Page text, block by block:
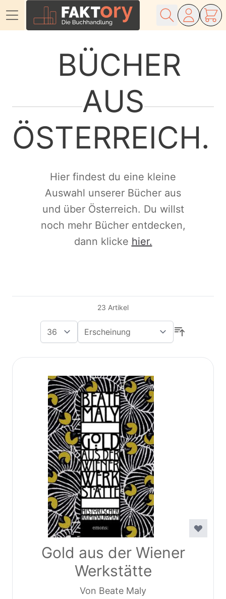
BÜCHER
AUS
ÖSTERREICH
Hier findest du eine kleine
Auswahl unserer Bücher aus
und über Österreich. Du willst
noch mehr Bücher entdecken,
dann klicke hier.
23 Artikel
Gold aus der Wiener
Werkstätte
Von Beate Maly